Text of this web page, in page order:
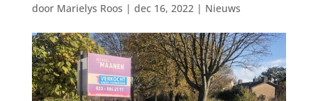
door Marielys Roos | dec 16, 2022 | Nieuws